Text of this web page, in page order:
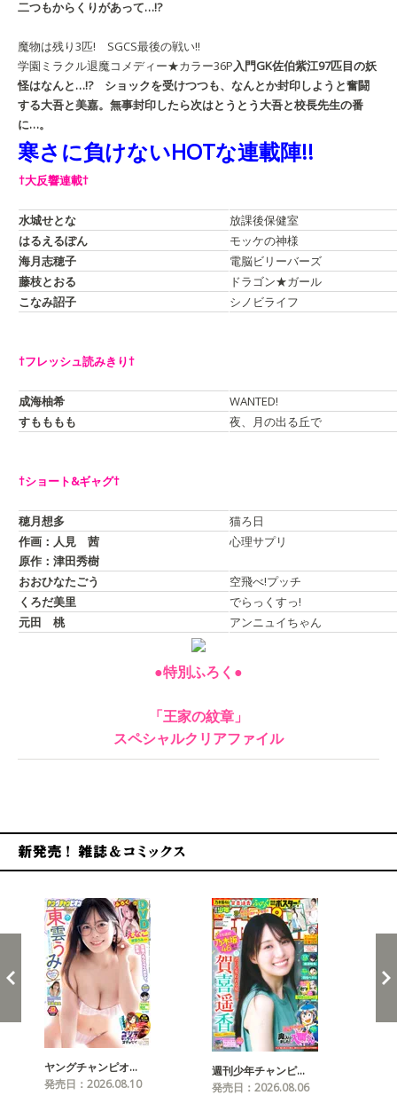
二つもからくりがあって…!?
魔物は残り3匹! SGCS最後の戦い!!
学園ミラクル退魔コメディー★カラー36P入門GK佐伯紫江97匹目の妖
怪はなんと…!? ショックを受けつつも、なんとか封印しようと奮闘
する大吾と美嘉。無事封印したら次はとうとう大吾と校長先生の番
に…。
寒さに負けないHOTな連載陣!!
†大反響連載†
水城せとな
放課後保健室
はるえるぽん
モッケの神様
海月志穂子
電脳ビリーバーズ
藤枝とおる
ドラゴン★ガール
こなみ詔子
シノビライフ
†フレッシュ読みきり†
成海柚希
WANTED!
すもももも
夜、月の出る丘で
†ショート&ギャグ†
穂月想多
猫ろ日
作画：人見 茜
原作：津田秀樹
心理サプリ
おおひなたごう
空飛べ!プッチ
くろだ美里
でらっくすっ!
元田 桃
アンニュイちゃん
●特別ふろく●
「王家の紋章」
スペシャルクリアファイル
ヤングチャンピオ…
発売日：2026.08.10
週刊少年チャンピ…
発売日：2026.08.06